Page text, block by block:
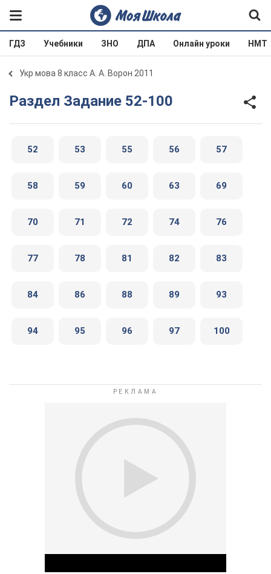
ГДЗ Учебники ЗНО ДПА Онлайн уроки НМТ
Укр мова 8 класс А. А. Ворон 2011
Раздел Задание 52-100
52 53 55 56 57
58 59 60 63 69
70 71 72 74 76
77 78 81 82 83
84 86 88 89 93
94 95 96 97 100